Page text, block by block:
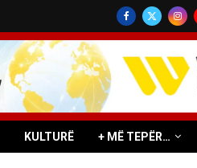
KULTURË + MË TEPËR…